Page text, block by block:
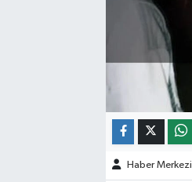
Haber Merkezi
KÜLTÜR-SANAT
ÖZEL HABER